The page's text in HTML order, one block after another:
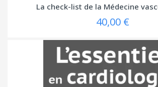
La check-list de la Médecine
40,00 €